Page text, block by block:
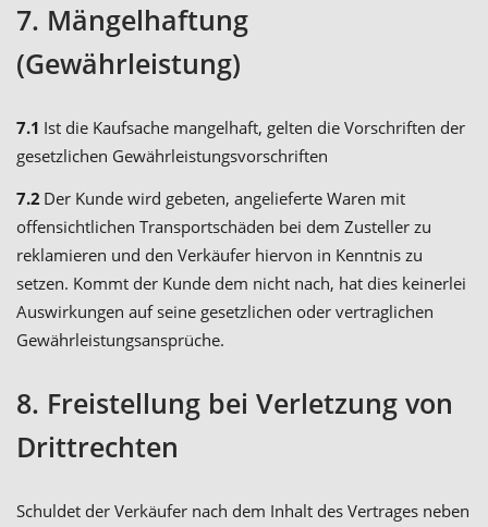
7. Mängelhaftung
(Gewährleistung)
7.1 Ist die Kaufsache mangelhaft, gelten die Vorschriften der
gesetzlichen Gewährleistungsvorschriften
7.2 Der Kunde wird gebeten, angelieferte Waren mit
offensichtlichen Transportschäden bei dem Zusteller zu
reklamieren und den Verkäufer hiervon in Kenntnis zu
setzen. Kommt der Kunde dem nicht nach, hat dies keinerlei
Auswirkungen auf seine gesetzlichen oder vertraglichen
Gewährleistungsansprüche.
8. Freistellung bei Verletzung von
Drittrechten
Schuldet der Verkäufer nach dem Inhalt des Vertrages neben